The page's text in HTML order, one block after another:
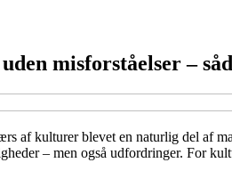
misforståelser –
af kulturer blevet en naturlig del af
– men også udfordringer. For